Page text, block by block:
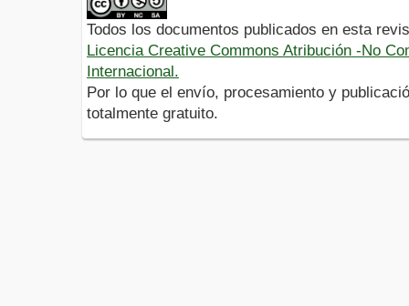
Todos los documentos publicados en esta
Licencia Creative Commons Atribución -No
Internacional.
Por lo que el envío, procesamiento y
totalmente gratuito.